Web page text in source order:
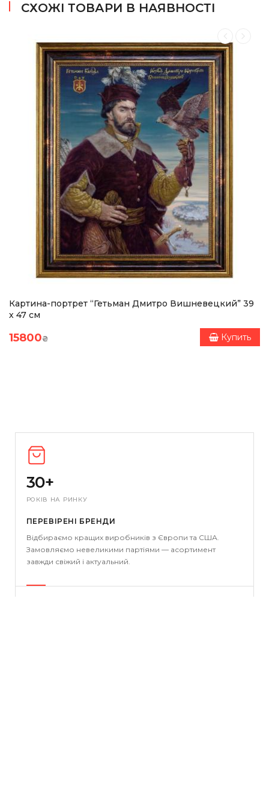
СХОЖІ ТОВАРИ В НАЯВНОСТІ
Картина-портрет “Гетьман Дмитро Вишневецкий” 39
х 47 см
15800₴ Купить
30+
РОКІВ НА РИНКУ
ПЕРЕВІРЕНІ БРЕНДИ
Відбираємо кращих виробників з Європи та США.
Замовляємо невеликими партіями — асортимент
завжди свіжий і актуальний.